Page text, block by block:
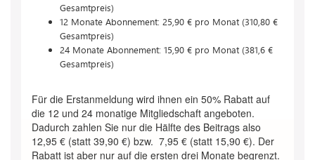
Gesamtpreis)
12 Monate Abonnement: 25,90 € pro Monat (310,80 €
Gesamtpreis)
24 Monate Abonnement: 15,90 € pro Monat (381,6 €
Gesamtpreis)
Für die Erstanmeldung wird ihnen ein 50% Rabatt auf
die 12 und 24 monatige Mitgliedschaft angeboten.
Dadurch zahlen Sie nur die Hälfte des Beitrags also
12,95 € (statt 39,90 €) bzw. 7,95 € (statt 15,90 €). Der
Rabatt ist aber nur auf die ersten drei Monate begrenzt.